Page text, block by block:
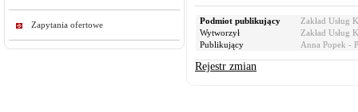
Zapytania ofertowe Podmiot publikujący
Zakład Usług
Wytworzył
Zakład Usług
Publikujący
Anna Popek -
Rejestr zmian